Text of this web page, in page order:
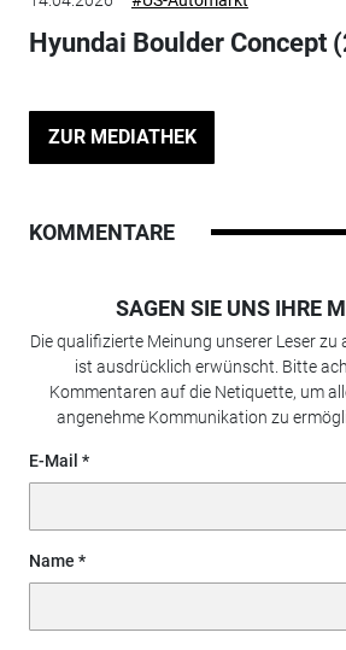
Hyundai Boulder Concept
ZUR MEDIATHEK
KOMMENTARE
SAGEN SIE UNS IHRE
Die qualifizierte Meinung unserer Leser zu
ist ausdrücklich erwünscht. Bitte
Kommentaren auf die Netiquette, um
angenehme Kommunikation zu
E-Mail
Name